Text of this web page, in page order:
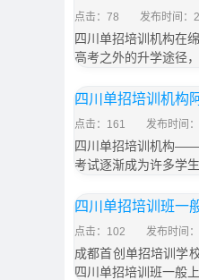
点击：78 发布时间：
四川单招培训机构在
高考之外的升学途径
四川单招培训机构
点击：161 发布时间
四川单招培训机构——
考试逐渐成为许多学
四川单招培训班一
点击：102 发布时间
成都首创单招培训学
四川单招培训班一般